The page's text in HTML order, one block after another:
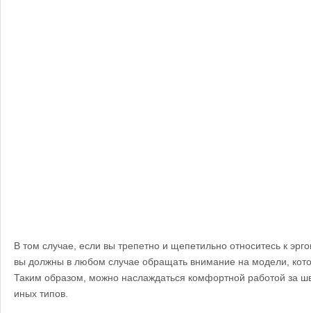
В том случае, если вы трепетно и щепетильно относитесь к
вы должны в любом случае обращать внимание на модели,
Таким образом, можно наслаждаться комфортной работой за
иных типов.